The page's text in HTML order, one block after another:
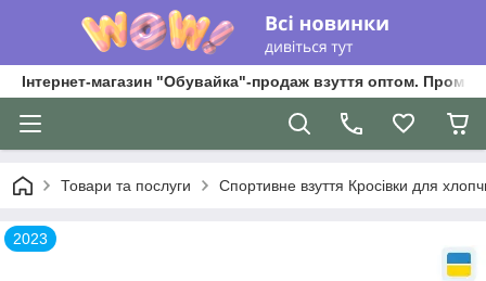
Інтернет-магазин "Обувайка"-продаж взуття оптом.
Товари та послуги Спортивне взуття Кросівки для
2023